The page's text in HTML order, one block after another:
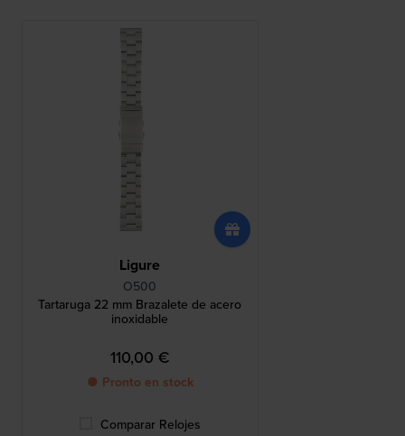
Ligure
O500
Tartaruga 22 mm Brazalete de acero
inoxidable
110,00 €
● Pronto en stock
Comparar Relojes